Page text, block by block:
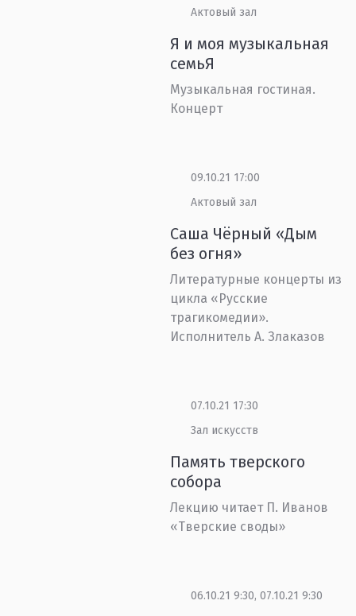
Актовый зал
Я и моя музыкальная
семьЯ
Музыкальная гостиная.
Концерт
09.10.21 17:00
Актовый зал
Саша Чёрный «Дым
без огня»
Литературные концерты из
цикла «Русские
трагикомедии».
Исполнитель А. Злаказов
07.10.21 17:30
Зал искусств
Память тверского
собора
Лекцию читает П. Иванов
«Тверские своды»
06.10.21 9:30, 07.10.21 9:30